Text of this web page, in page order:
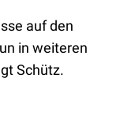
auf den
in weiteren
Schütz.